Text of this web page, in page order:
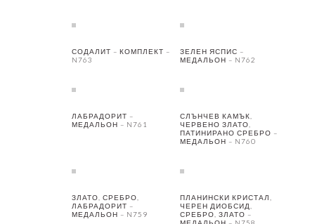
СОДАЛИТ – КОМПЛЕКТ –
N763
ЗЕЛЕН ЯСПИС –
МЕДАЛЬОН – N762
ЛАБРАДОРИТ –
МЕДАЛЬОН – N761
СЛЪНЧЕВ КАМЪК,
ЧЕРВЕНО ЗЛАТО,
ПАТИНИРАНО СРЕБРО –
МЕДАЛЬОН – N760
ЗЛАТО, СРЕБРО,
ЛАБРАДОРИТ –
МЕДАЛЬОН – N759
ПЛАНИНСКИ КРИСТАЛ,
ЧЕРЕН ДИОБСИД,
СРЕБРО, ЗЛАТО –